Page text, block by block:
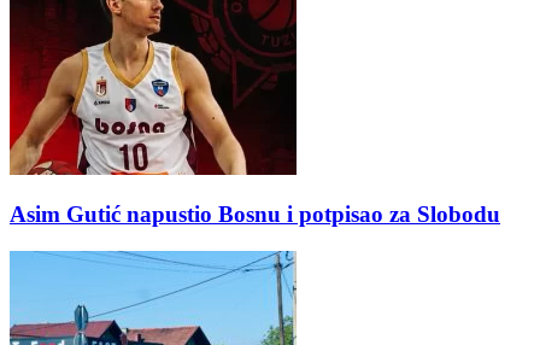
Asim Gutić napustio Bosnu i potpisao za Slobodu